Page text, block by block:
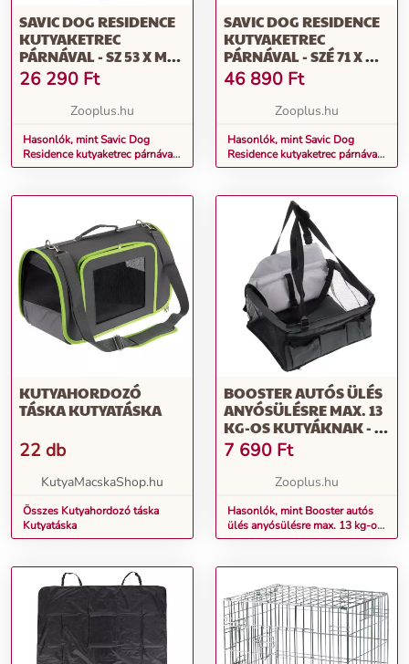
SAVIC DOG RESIDENCE
KUTYAKETREC
PÁRNÁVAL - SZ 53 X MÉ
76 X MA 61 CM
26 290 Ft
Zooplus.hu
Hasonlók, mint Savic Dog
Residence kutyaketrec párnával
- Sz 53 x Mé 76 x Ma 61 cm
SAVIC DOG RESIDENCE
KUTYAKETREC
PÁRNÁVAL - SZÉ 71 X MÉ
107 X MA 81 CM
46 890 Ft
Zooplus.hu
Hasonlók, mint Savic Dog
Residence kutyaketrec párnával
- Szé 71 x Mé 107 x Ma 81 cm
KUTYAHORDOZÓ
TÁSKA KUTYATÁSKA
22 db
KutyaMacskaShop.hu
Összes Kutyahordozó táska
Kutyatáska
BOOSTER AUTÓS ÜLÉS
ANYÓSÜLÉSRE MAX. 13
KG-OS KUTYÁKNAK - SZ
44 X MÉ 38 X MA 35 CM
7 690 Ft
Zooplus.hu
Hasonlók, mint Booster autós
ülés anyósülésre max. 13 kg-os
kutyáknak - Sz 44 x Mé 38 x Ma